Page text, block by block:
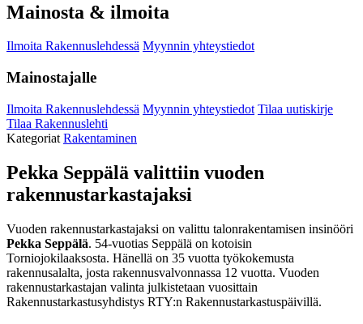
Mainosta & ilmoita
Ilmoita Rakennuslehdessä Myynnin yhteystiedot
Mainostajalle
Ilmoita Rakennuslehdessä Myynnin yhteystiedot Tilaa uutiskirje
Tilaa Rakennuslehti
Kategoriat Rakentaminen
Pekka Seppälä valittiin vuoden
rakennustarkastajaksi
Vuoden rakennustarkastajaksi on valittu talonrakentamisen insinööri
Pekka Seppälä. 54-vuotias Seppälä on kotoisin
Torniojokilaaksosta. Hänellä on 35 vuotta työkokemusta
rakennusalalta, josta rakennusvalvonnassa 12 vuotta. Vuoden
rakennustarkastajan valinta julkistetaan vuosittain
Rakennustarkastusyhdistys RTY:n Rakennustarkastuspäivillä.